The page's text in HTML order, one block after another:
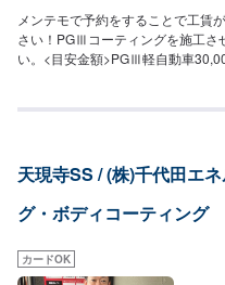
メンテモで予約をすることで工賃
さい！PGⅢコーティングを施工さ
い。<目安金額>PGⅢ軽自動車
自動車45,000円普通自動車51,000
天現寺SS / (株)千代田エ
グ・ボディコーティング
カードOK